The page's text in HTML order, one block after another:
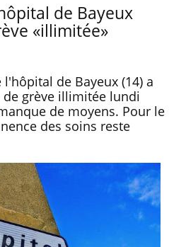
de Bayeux
«illimitée»
de Bayeux (14) a
grève illimitée lundi
de moyens. Pour le
des soins reste